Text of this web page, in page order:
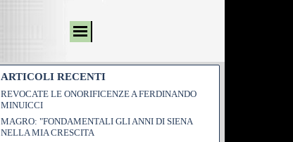
ARTICOLI RECENTI
REVOCATE LE ONORIFICENZE A FERDINANDO
MINUICCI
MAGRO: "FONDAMENTALI GLI ANNI DI SIENA
NELLA MIA CRESCITA